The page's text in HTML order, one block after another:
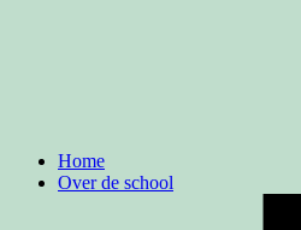
Home
Over de school